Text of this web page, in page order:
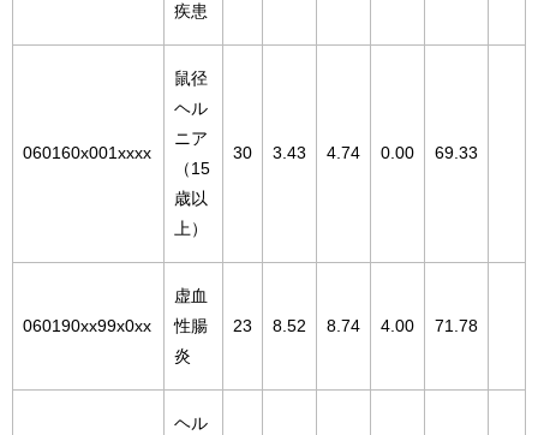
疾患
060160x001xxxx
鼠径
ヘル
ニア
（15
歳以
上）
30 3.43 4.74 0.00 69.33
060190xx99x0xx
虚血
性腸
炎
23 8.52 8.74 4.00 71.78
ヘル